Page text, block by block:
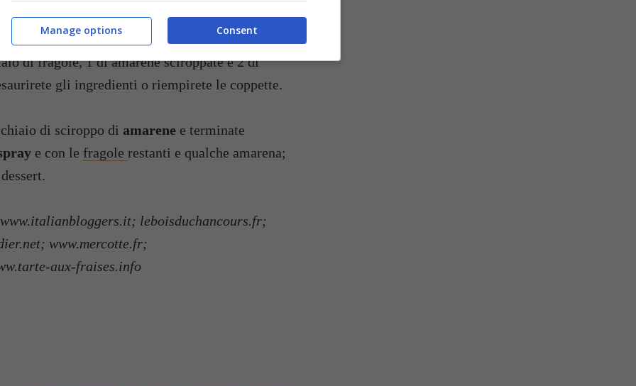
o i savoiardia pezzetti e distribuitene una parte
di fragole, 1 di amarene sciroppate e 2 di
gli ingredienti o riempirete le coppette.
di sciroppo di amarene e terminate
e con le fragole restanti e qualche amarena;
leboisduchancours.fr;
www.mercotte.fr;
aux-fraises.info
Consent
Manage options